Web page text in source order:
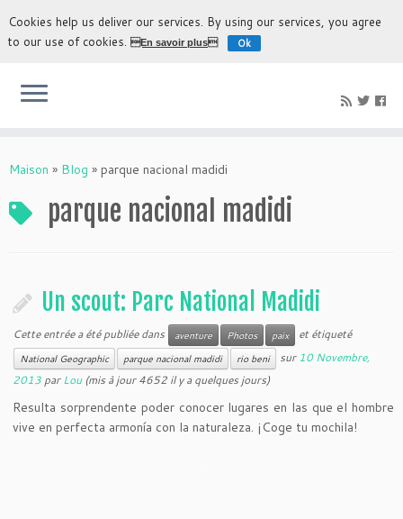
L'expérience la plus authentique de découvrir la Bolivie
Maison » Blog » parque nacional madidi
parque nacional madidi
Un scout: Parc National Madidi
Cette entrée a été publiée dans aventure Photos paix et étiqueté
National Geographic parque nacional madidi rio beni sur10 Novembre,
2013 parLou(mis à jour 4652 il y a quelques jours)
Resulta sorprendente poder conocer lugares en las que el hombre
vive en perfecta armonía con la naturaleza. ¡Coge tu mochila!
Cookies help us deliver our services. By using our services, you agree
to our use of cookies.En savoir plus Ok